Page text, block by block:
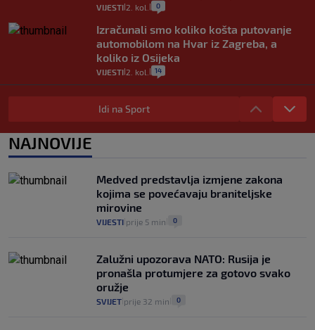
VIJESTI 2. kol. 0
Izračunali smo koliko košta putovanje
automobilom na Hvar iz Zagreba, a
koliko iz Osijeka
VIJESTI 2. kol. 14
"Kći je otišla na more, a zaboravila
zdravstvenu iskaznicu". Kakva su prava
pacijenata izvan mjesta prebivališta?
VIJESTI 1. kol. 1
Plenković na 15 dana ukine mjere: "Ne bi
se dogodilo ništa. Vlada se zaljubila u te
intervencije"
VIJESTI 30. srp.
Idi na Sport
NAJNOVIJE
Medved predstavlja izmjene zakona
kojima se povećavaju braniteljske
mirovine
VIJESTI prije 5 min 0
Zalužni upozorava NATO: Rusija je
pronašla protumjere za gotovo svako
oružje
SVIJET prije 32 min 0